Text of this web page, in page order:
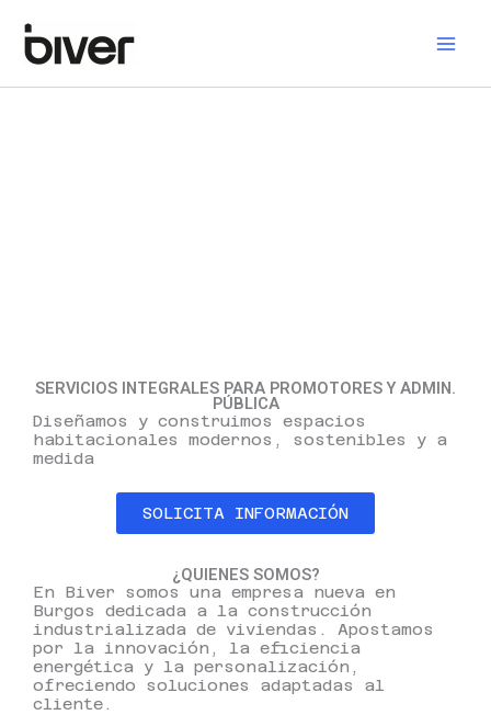
contenido
SERVICIOS INTEGRALES PARA PROMOTORES Y ADMIN.
PÚBLICA
Diseñamos y construimos espacios
habitacionales modernos, sostenibles y a
medida
SOLICITA INFORMACIÓN
¿QUIENES SOMOS?
En Biver somos una empresa nueva en
Burgos dedicada a la construcción
industrializada de viviendas. Apostamos
por la innovación, la eficiencia
energética y la personalización,
ofreciendo soluciones adaptadas al
cliente.